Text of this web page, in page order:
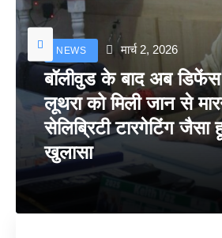
NEWS मार्च 2, 2026
बॉलीवुड के बाद अब
लूथरा को मिली जान से
सेलिब्रिटी टारगेटिंग जैसा
खुलासा